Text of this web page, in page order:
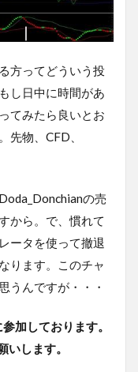
方ってどういう投
し日中に時間があ
てみたら良いとお
先物、CFD、
の売
から。で、慣れて
ータを使って撤退
ります。このチャ
うんですが・・・
加しております。
いします。